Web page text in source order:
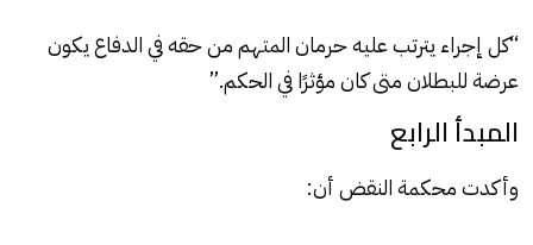
“كل إجراء يترتب عليه حرمان المتهم من حقه في الدفاع يكون
عرضة للبطلان متى كان مؤثرًا في الحكم.”
المبدأ الرابع
وأكدت محكمة النقض أن: